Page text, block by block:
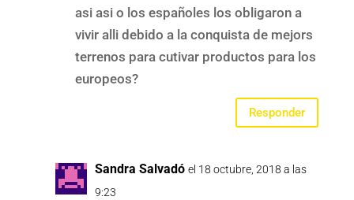
asi asi o los españoles los obligaron a
vivir alli debido a la conquista de mejors
terrenos para cutivar productos para los
europeos?
Responder
Sandra Salvadó el 18 octubre, 2018 a las
9:23